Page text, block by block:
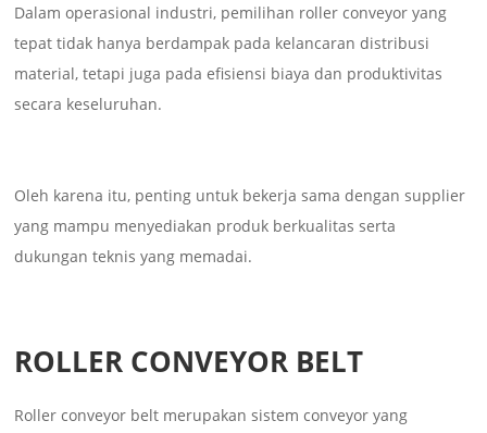
Dalam operasional industri, pemilihan roller conveyor yang
tepat tidak hanya berdampak pada kelancaran distribusi
material, tetapi juga pada efisiensi biaya dan produktivitas
secara keseluruhan.
Oleh karena itu, penting untuk bekerja sama dengan supplier
yang mampu menyediakan produk berkualitas serta
dukungan teknis yang memadai.
ROLLER CONVEYOR BELT
Roller conveyor belt merupakan sistem conveyor yang